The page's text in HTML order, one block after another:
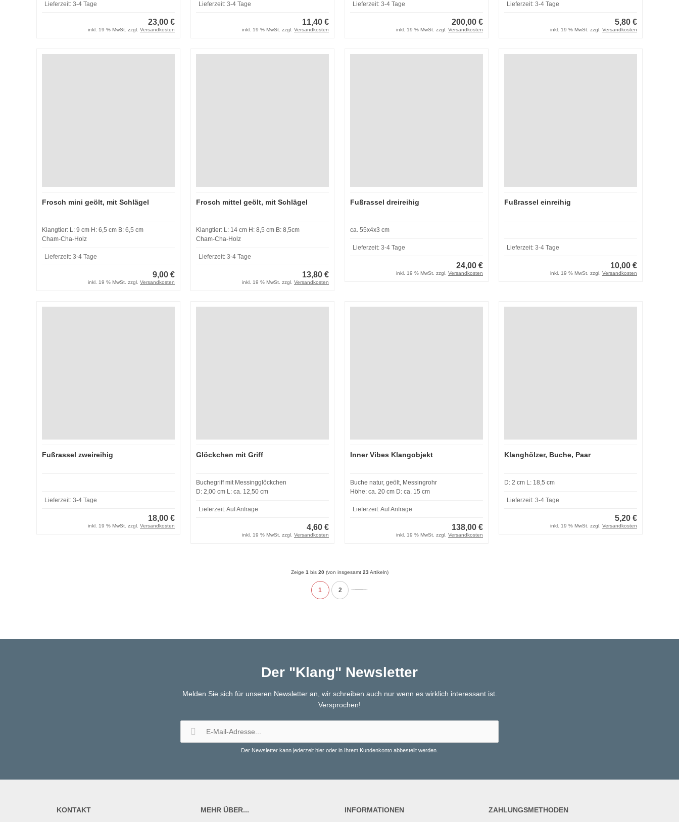
Lieferzeit: 3-4 Tage
23,00 €
inkl. 19 % MwSt. zzgl. Versandkosten
Lieferzeit: 3-4 Tage
11,40 €
inkl. 19 % MwSt. zzgl. Versandkosten
Lieferzeit: 3-4 Tage
200,00 €
inkl. 19 % MwSt. zzgl. Versandkosten
Lieferzeit: 3-4 Tage
5,80 €
inkl. 19 % MwSt. zzgl. Versandkosten
Frosch mini geölt, mit Schlägel
Klangtier: L: 9 cm H: 6,5 cm B: 6,5 cm
Cham-Cha-Holz
Lieferzeit: 3-4 Tage
9,00 €
inkl. 19 % MwSt. zzgl. Versandkosten
Frosch mittel geölt, mit Schlägel
Klangtier: L: 14 cm H: 8,5 cm B: 8,5cm
Cham-Cha-Holz
Lieferzeit: 3-4 Tage
13,80 €
inkl. 19 % MwSt. zzgl. Versandkosten
Fußrassel dreireihig
ca. 55x4x3 cm
Lieferzeit: 3-4 Tage
24,00 €
inkl. 19 % MwSt. zzgl. Versandkosten
Fußrassel einreihig
Lieferzeit: 3-4 Tage
10,00 €
inkl. 19 % MwSt. zzgl. Versandkosten
Fußrassel zweireihig
Lieferzeit: 3-4 Tage
18,00 €
inkl. 19 % MwSt. zzgl. Versandkosten
Glöckchen mit Griff
Buchegriff mit Messingglöckchen
D: 2,00 cm L: ca. 12,50 cm
Lieferzeit:Auf Anfrage
4,60 €
inkl. 19 % MwSt. zzgl. Versandkosten
Inner Vibes Klangobjekt
Buche natur, geölt, Messingrohr
Höhe: ca. 20 cm D: ca. 15 cm
Lieferzeit:Auf Anfrage
138,00 €
inkl. 19 % MwSt. zzgl. Versandkosten
Klanghölzer, Buche, Paar
D: 2 cm L: 18,5 cm
Lieferzeit: 3-4 Tage
5,20 €
inkl. 19 % MwSt. zzgl. Versandkosten
Zeige 1 bis 20(von insgesamt 23 Artikeln)
1 2
Der "Klang" Newsletter
Melden Sie sich für unseren Newsletter an, wir schreiben auch nur wenn es wirklich interessant ist.
Versprochen!
Der Newsletter kann jederzeit hier oder in Ihrem Kundenkonto abbestellt werden.
KONTAKT MEHR ÜBER... INFORMATIONEN ZAHLUNGSMETHODEN